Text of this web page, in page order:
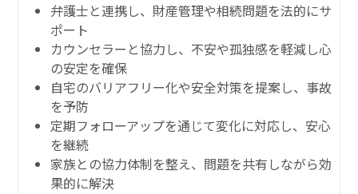
弁護士と連携し、財産管理や相続問題を法的にサ
ポート
カウンセラーと協力し、不安や孤独感を軽減し心
の安定を確保
自宅のバリアフリー化や安全対策を提案し、事故
を予防
定期フォローアップを通じて変化に対応し、安心
を継続
家族との協力体制を整え、問題を共有しながら効
果的に解決